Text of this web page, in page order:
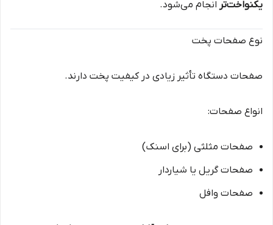
یکنواخت‌تر انجام می‌شود.
نوع صفحات پخت
صفحات دستگاه تأثیر زیادی در کیفیت پخت دارند.
انواع صفحات:
صفحات مثلثی (برای اسنک)
صفحات گریل یا شیاردار
صفحات وافل